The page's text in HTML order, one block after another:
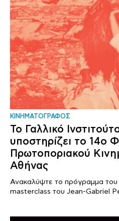
ΚΙΝΗΜΑΤΟΓΡΑΦΟΣ
Το Γαλλικό
υποστηρίζει το 14ο
Πρωτοποριακού
Αθήνας
Ανακαλύψτε το πρόγραμμα του
masterclass του Jean-Gabriel